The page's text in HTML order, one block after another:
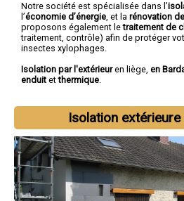
Notre société est spécialisée dans l’
l’économie d’énergie, et la rénovation
proposons également letraitement de
traitement, contrôle) afin de protéger
insectes xylophages.
Isolation par l'extérieuren liège, en
enduit etthermique.
Isolation extérieure